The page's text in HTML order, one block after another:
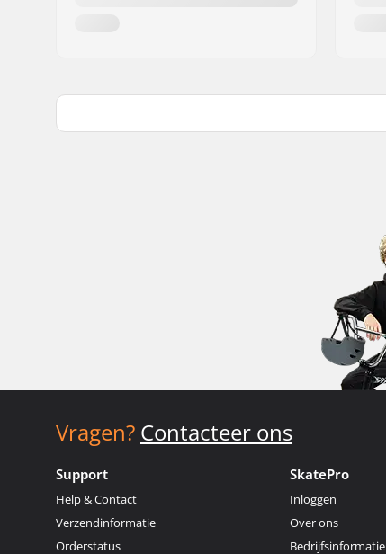
Vragen? Contacteer ons
Support
Help & Contact
Verzendinformatie
Orderstatus
SkatePro
Inloggen
Over ons
Bedrijfsinformatie